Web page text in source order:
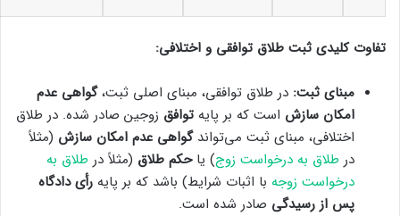
تفاوت کلیدی ثبت طلاق توافقی و اختلافی:
مبنای ثبت: در طلاق توافقی، مبنای اصلی ثبت،گواهی عدم
امکان سازش است که بر پایه توافق زوجین صادر شده. در طلاق
اختلافی، مبنای ثبت می‌تواندگواهی عدم امکان سازش (مثلاً
در طلاق به درخواست زوج) یاحکم طلاق (مثلاً در طلاق به
درخواست زوجه با اثبات شرایط) باشد که بر پایه رأی دادگاه
پس از رسیدگی صادر شده است.